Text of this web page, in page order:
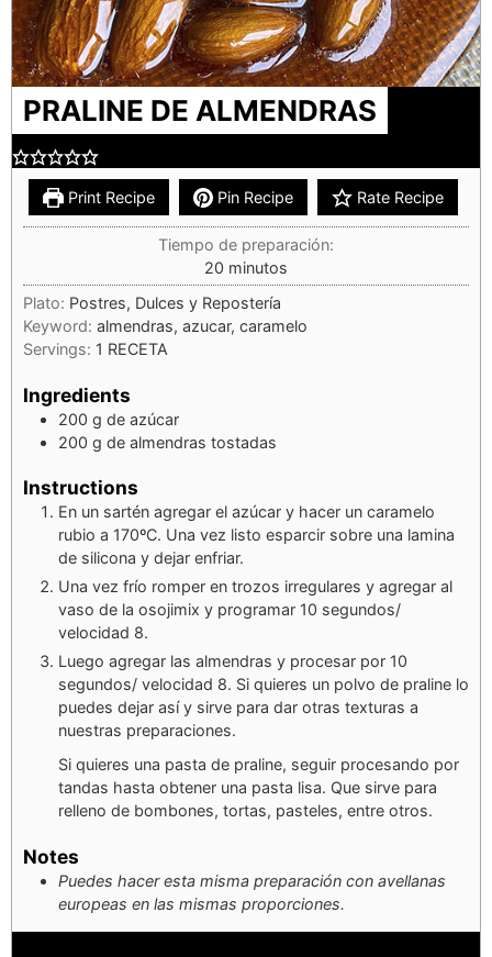
PRALINE DE ALMENDRAS
Print Recipe Pin Recipe Rate Recipe
Tiempo de preparación:
20 minutos
Plato: Postres, Dulces y Repostería
Keyword: almendras, azucar, caramelo
Servings: 1 RECETA
Ingredients
200 g de azúcar
200 g de almendras tostadas
Instructions
En un sartén agregar el azúcar y hacer un caramelo
rubio a 170ºC. Una vez listo esparcir sobre una lamina
de silicona y dejar enfriar.
Una vez frío romper en trozos irregulares y agregar al
vaso de la osojimix y programar 10 segundos/
velocidad 8.
Luego agregar las almendras y procesar por 10
segundos/ velocidad 8. Si quieres un polvo de praline lo
puedes dejar así y sirve para dar otras texturas a
nuestras preparaciones.
Si quieres una pasta de praline, seguir procesando por
tandas hasta obtener una pasta lisa. Que sirve para
relleno de bombones, tortas, pasteles, entre otros.
Notes
Puedes hacer esta misma preparación con avellanas
europeas en las mismas proporciones.